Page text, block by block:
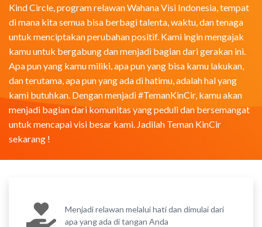
Kind Circle, program relawan Wahana Visi Indonesia, tempat
di mana kita semua bisa berbagi talenta, waktu, dan tenaga
untuk menciptakan perubahan positif. Kami ingin mengajak
kamu untuk bergabung dan menjadi bagian dari gerakan ini.
Apa pun yang kamu miliki, apa pun yang bisa kamu lakukan,
dan terutama, apa pun yang ada di hatimu, adalah hal yang
kami butuhkan. Dengan menjadi #TemanKinCir, kamu akan
menjadi bagian dari komunitas yang peduli dan bersemangat
untuk mencapai visi besar kami. Jadilah Teman KinCir
sekarang !
Menjadi relawan melalui hati dan dimulai dari
apa yang ada di tangan Anda